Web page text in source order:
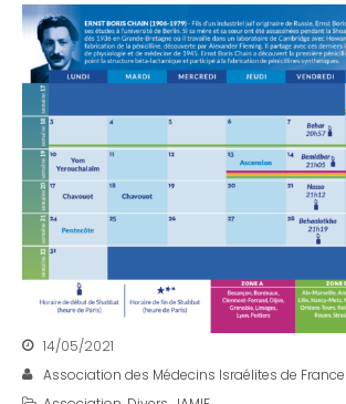
14/05/2021
Association des Médecins Israélites de France